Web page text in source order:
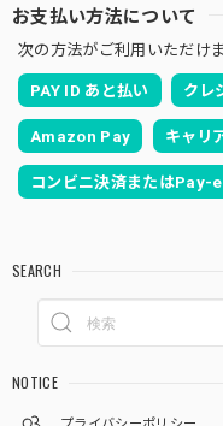
お支払い方法について
次の方法がご利用いただけま
PAY ID あと払い クレ
Amazon Pay キャリ
コンビニ決済またはPay-
SEARCH
NOTICE